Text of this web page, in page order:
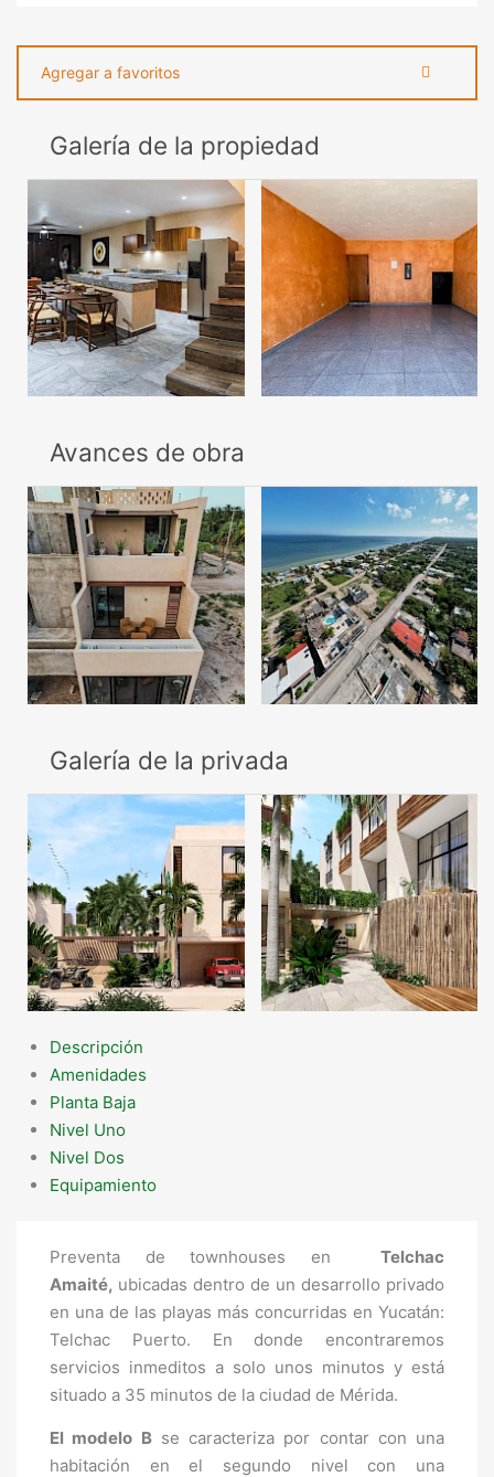
Agregar a favoritos
Galería de la propiedad
Avances de obra
Galería de la privada
Descripción
Amenidades
Planta Baja
Nivel Uno
Nivel Dos
Equipamiento
Preventa de townhouses en Telchac
Amaité, ubicadas dentro de un desarrollo privado
en una de las playas más concurridas en Yucatán:
Telchac Puerto. En donde encontraremos
servicios inmeditos a solo unos minutos y está
situado a 35 minutos de la ciudad de Mérida.
El modelo Bse caracteriza por contar con una
habitación en el segundo nivel con una